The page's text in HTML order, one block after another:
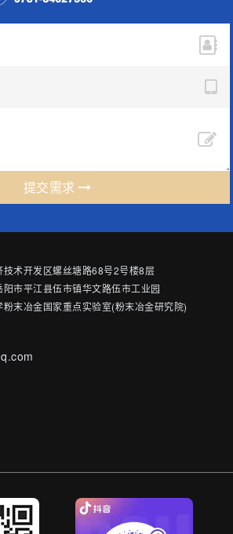
提交需求
技术开发区螺丝塘路68号2号楼8层
市平江县伍市镇华文路伍市工业园
末冶金国家重点实验室(粉末冶金研究院)